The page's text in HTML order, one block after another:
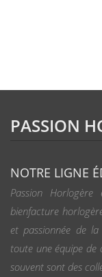
PASSION
NOTRE LIGNE
Passion
bienfacture
et passionnée de
toute une équipe de
souvent sont des